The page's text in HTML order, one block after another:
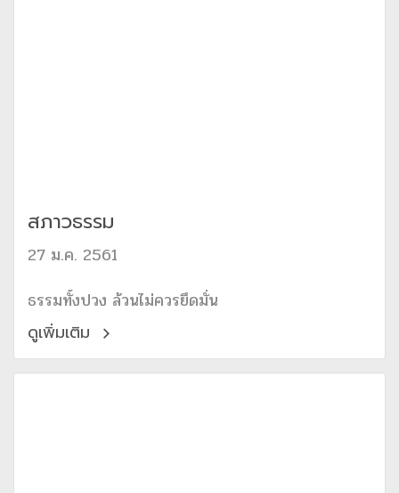
สภาวธรรม
27 ม.ค. 2561
ธรรมทั้งปวง ล้วนไม่ควรยึดมั่น
ดูเพิ่มเติม